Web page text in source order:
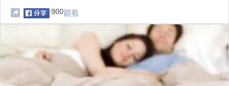
900觀看